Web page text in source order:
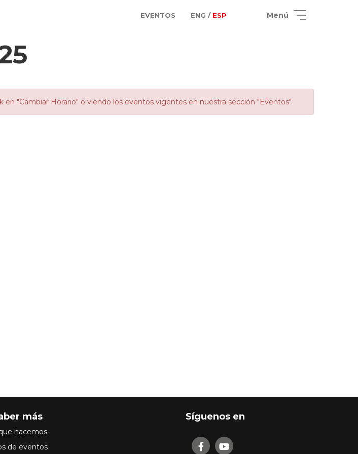
EVENTOS ENG / ESP Menú
"Cambiar Horario" o viendo los eventos vigentes en nuestra sección "Eventos".
más
hacemos
de eventos
Síguenos en